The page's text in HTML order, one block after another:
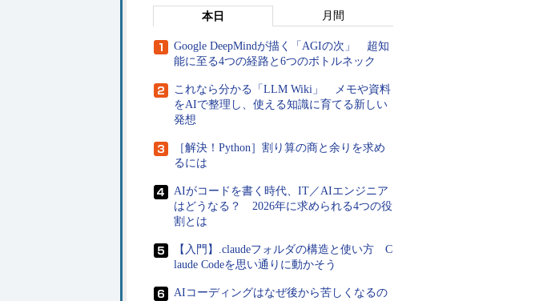
本日 月間
Google DeepMindが描く「AGIの次」 超知
能に至る4つの経路と6つのボトルネック
これなら分かる「LLM Wiki」 メモや資料
をAIで整理し、使える知識に育てる新しい
発想
［解決！Python］割り算の商と余りを求め
るには
AIがコードを書く時代、IT／AIエンジニア
はどうなる？ 2026年に求められる4つの役
割とは
【入門】.claudeフォルダの構造と使い方 C
laude Codeを思い通りに動かそう
AIコーディングはなぜ後から苦しくなるの